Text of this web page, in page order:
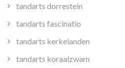
tandarts dorrestein
tandarts fascinatio
tandarts kerkelanden
tandarts koraalzwam